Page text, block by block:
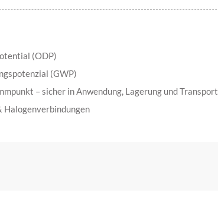
(ODP)
(GWP)
– sicher in Anwendung, Lagerung und Transport
Halogenverbindungen